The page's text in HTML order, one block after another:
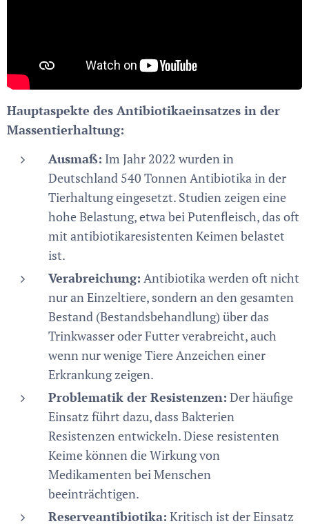
Hauptaspekte des Antibiotikaeinsatzes in der
Massentierhaltung:
Ausmaß: Im Jahr 2022 wurden in
Deutschland 540 Tonnen Antibiotika in der
Tierhaltung eingesetzt. Studien zeigen eine
hohe Belastung, etwa bei Putenfleisch, das oft
mit antibiotikaresistenten Keimen belastet
ist.
Verabreichung: Antibiotika werden oft nicht
nur an Einzeltiere, sondern an den gesamten
Bestand (Bestandsbehandlung) über das
Trinkwasser oder Futter verabreicht, auch
wenn nur wenige Tiere Anzeichen einer
Erkrankung zeigen.
Problematik der Resistenzen: Der häufige
Einsatz führt dazu, dass Bakterien
Resistenzen entwickeln. Diese resistenten
Keime können die Wirkung von
Medikamenten bei Menschen
beeinträchtigen.
Reserveantibiotika: Kritisch ist der Einsatz